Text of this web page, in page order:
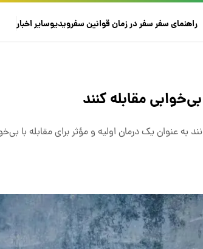
راهنمای سفرسفر در زمانقوانین سفرویدیوسایراخبار
مقابله کنند
به عنوان یک درمان اولیه و مؤثر برای مقابله با